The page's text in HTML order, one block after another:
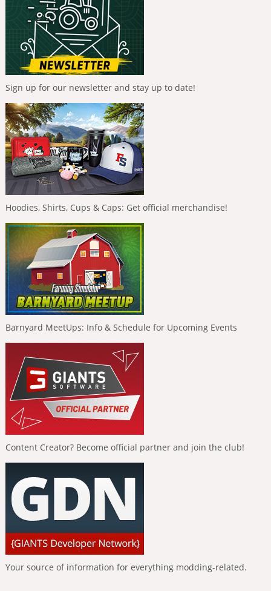
Sign up for our newsletter and stay up to date!
Hoodies, Shirts, Cups & Caps: Get official merchandise!
Barnyard MeetUps: Info & Schedule for Upcoming Events
Content Creator? Become official partner and join the club!
Your source of information for everything modding-related.